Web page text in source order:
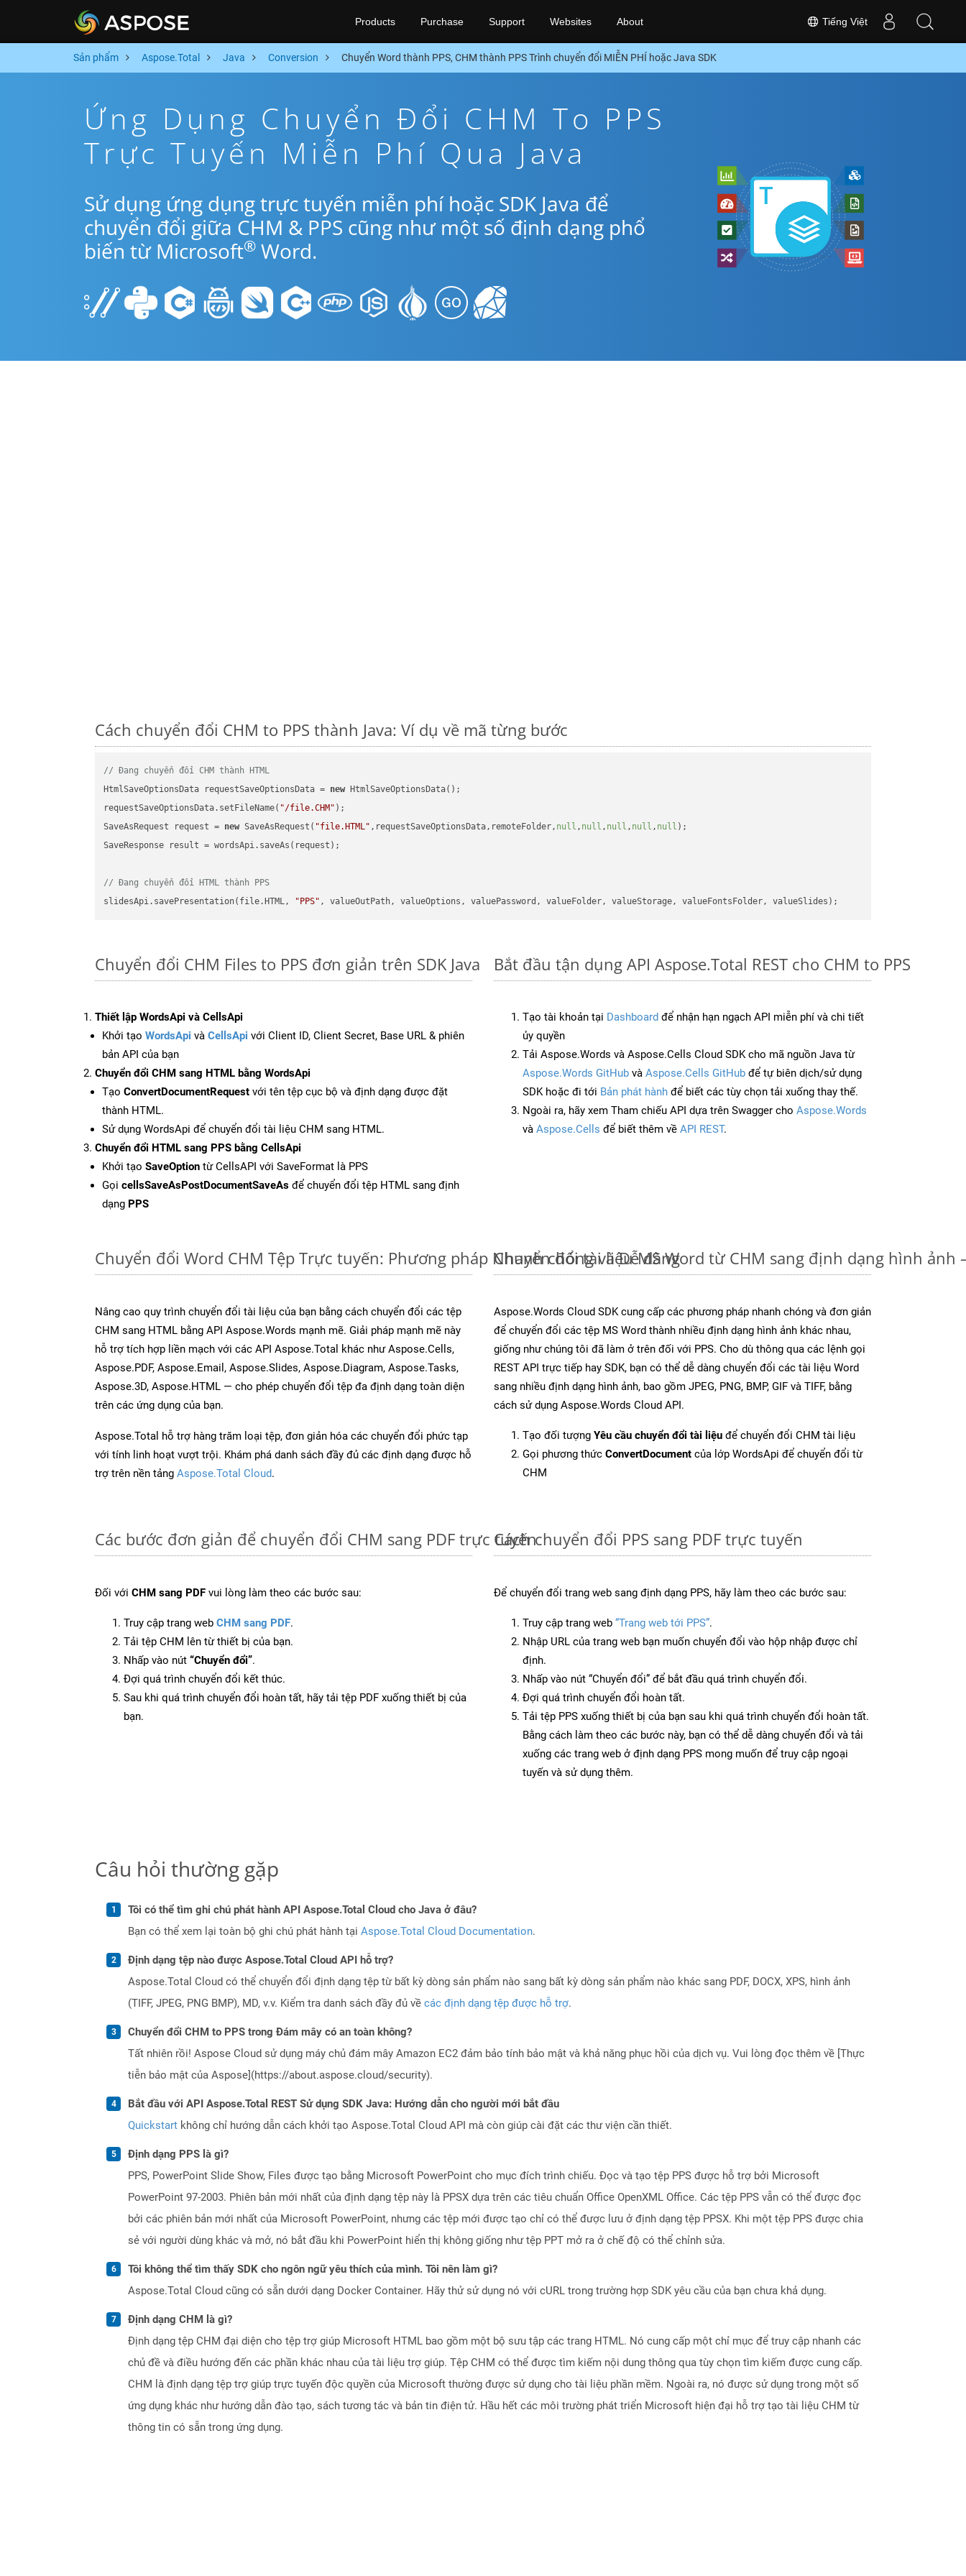
Tiếng Việt
Products Purchase Support Websites About
Sản phẩm Aspose.Total Java Conversion Chuyển Word thành PPS, CHM thành PPS Trình chuyển đổi MIỄN PHÍ hoặc Java SDK
Ứng Dụng Chuyển Đổi CHM To PPS
Trực Tuyến Miễn Phí Qua Java
Sử dụng ứng dụng trực tuyến miễn phí hoặc SDK Java để
chuyển đổi giữa CHM & PPS cũng như một số định dạng phổ
biến từ Microsoft® Word.
Cách chuyển đổi CHM to PPS thành Java: Ví dụ về mã từng bước
// Đang chuyển đổi CHM thành HTML
HtmlSaveOptionsData requestSaveOptionsData = new HtmlSaveOptionsData();
requestSaveOptionsData.setFileName( "/file.CHM" );
SaveAsRequest request = new SaveAsRequest( "file.HTML" ,requestSaveOptionsData,remoteFolder, null , null , null , null , null );
SaveResponse result = wordsApi.saveAs(request);
// Đang chuyển đổi HTML thành PPS
slidesApi.savePresentation(file.HTML,
"PPS"
Chuyển đổi CHM Files to PPS đơn giản trên SDK Java
Thiết lập WordsApi và CellsApi
Khởi tạo WordsApi và CellsApi với Client ID, Client Secret, Base URL & phiên
bản API của bạn
Chuyển đổi CHM sang HTML bằng WordsApi
Tạo ConvertDocumentRequest với tên tệp cục bộ và định dạng được đặt
thành HTML.
Sử dụng WordsApi để chuyển đổi tài liệu CHM sang HTML.
Chuyển đổi HTML sang PPS bằng CellsApi
Khởi tạo SaveOption từ CellsAPI với SaveFormat là PPS
Gọi cellsSaveAsPostDocumentSaveAs để chuyển đổi tệp HTML sang định
dạng PPS
Bắt đầu tận dụng API Aspose.Total REST cho CHM to PPS
Tạo tài khoản tại Dashboard để nhận hạn ngạch API miễn phí và chi tiết
ủy quyền
Tải Aspose.Words và Aspose.Cells Cloud SDK cho mã nguồn Java từ
Aspose.Words GitHub và Aspose.Cells GitHub để tự biên dịch/sử dụng
SDK hoặc đi tới Bản phát hành để biết các tùy chọn tải xuống thay thế.
Ngoài ra, hãy xem Tham chiếu API dựa trên Swagger cho Aspose.Words
và Aspose.Cells để biết thêm về API REST.
Chuyển đổi Word CHM Tệp Trực tuyến: Phương pháp Nhanh chóng và Dễ dàng
Nâng cao quy trình chuyển đổi tài liệu của bạn bằng cách chuyển đổi các tệp
CHM sang HTML bằng API Aspose.Words mạnh mẽ. Giải pháp mạnh mẽ này
hỗ trợ tích hợp liền mạch với các API Aspose.Total khác như Aspose.Cells,
Aspose.PDF, Aspose.Email, Aspose.Slides, Aspose.Diagram, Aspose.Tasks,
Aspose.3D, Aspose.HTML — cho phép chuyển đổi tệp đa định dạng toàn diện
trên các ứng dụng của bạn.
Aspose.Total hỗ trợ hàng trăm loại tệp, đơn giản hóa các chuyển đổi phức tạp
với tính linh hoạt vượt trội. Khám phá danh sách đầy đủ các định dạng được hỗ
trợ trên nền tảng Aspose.Total Cloud.
Chuyển đổi tài liệu MS Word từ CHM sang định dạng hình ảnh
Aspose.Words Cloud SDK cung cấp các phương pháp nhanh chóng và đơn giản
để chuyển đổi các tệp MS Word thành nhiều định dạng hình ảnh khác nhau,
giống như chúng tôi đã làm ở trên đối với PPS. Cho dù thông qua các lệnh gọi
REST API trực tiếp hay SDK, bạn có thể dễ dàng chuyển đổi các tài liệu Word
sang nhiều định dạng hình ảnh, bao gồm JPEG, PNG, BMP, GIF và TIFF, bằng
cách sử dụng Aspose.Words Cloud API.
Tạo đối tượng Yêu cầu chuyển đổi tài liệu để chuyển đổi CHM tài liệu
Gọi phương thức ConvertDocument của lớp WordsApi để chuyển đổi từ
CHM
Các bước đơn giản để chuyển đổi CHM sang PDF trực tuyến
Đối với CHM sang PDF vui lòng làm theo các bước sau:
Truy cập trang web CHM sang PDF.
Tải tệp CHM lên từ thiết bị của bạn.
Nhấp vào nút “Chuyển đổi”.
Đợi quá trình chuyển đổi kết thúc.
Sau khi quá trình chuyển đổi hoàn tất, hãy tải tệp PDF xuống thiết bị của
bạn.
Cách chuyển đổi PPS sang PDF trực tuyến
Để chuyển đổi trang web sang định dạng PPS, hãy làm theo các bước sau:
Truy cập trang web “Trang web tới PPS”.
Nhập URL của trang web bạn muốn chuyển đổi vào hộp nhập được chỉ
định.
Nhấp vào nút “Chuyển đổi” để bắt đầu quá trình chuyển đổi.
Đợi quá trình chuyển đổi hoàn tất.
Tải tệp PPS xuống thiết bị của bạn sau khi quá trình chuyển đổi hoàn tất.
Bằng cách làm theo các bước này, bạn có thể dễ dàng chuyển đổi và tải
xuống các trang web ở định dạng PPS mong muốn để truy cập ngoại
tuyến và sử dụng thêm.
Câu hỏi thường gặp
Tôi có thể tìm ghi chú phát hành API Aspose.Total Cloud cho Java ở đâu?
Bạn có thể xem lại toàn bộ ghi chú phát hành tại Aspose.Total Cloud Documentation.
Định dạng tệp nào được Aspose.Total Cloud API hỗ trợ?
Aspose.Total Cloud có thể chuyển đổi định dạng tệp từ bất kỳ dòng sản phẩm nào sang bất kỳ dòng sản phẩm nào khác sang PDF, DOCX, XPS, hình ảnh
(TIFF, JPEG, PNG BMP), MD, v.v. Kiểm tra danh sách đầy đủ về các định dạng tệp được hỗ trợ.
Chuyển đổi CHM to PPS trong Đám mây có an toàn không?
Tất nhiên rồi! Aspose Cloud sử dụng máy chủ đám mây Amazon EC2 đảm bảo tính bảo mật và khả năng phục hồi của dịch vụ. Vui lòng đọc thêm về [Thực
tiễn bảo mật của Aspose](https://about.aspose.cloud/security).
Bắt đầu với API Aspose.Total REST Sử dụng SDK Java: Hướng dẫn cho người mới bắt đầu
Quickstart không chỉ hướng dẫn cách khởi tạo Aspose.Total Cloud API mà còn giúp cài đặt các thư viện cần thiết.
Định dạng PPS là gì?
PPS, PowerPoint Slide Show, Files được tạo bằng Microsoft PowerPoint cho mục đích trình chiếu. Đọc và tạo tệp PPS được hỗ trợ bởi Microsoft
PowerPoint 97-2003. Phiên bản mới nhất của định dạng tệp này là PPSX dựa trên các tiêu chuẩn Office OpenXML Office. Các tệp PPS vẫn có thể được đọc
bởi các phiên bản mới nhất của Microsoft PowerPoint, nhưng các tệp mới được tạo chỉ có thể được lưu ở định dạng tệp PPSX. Khi một tệp PPS được chia
sẻ với người dùng khác và mở, nó bắt đầu khi PowerPoint hiển thị không giống như tệp PPT mở ra ở chế độ có thể chỉnh sửa.
Tôi không thể tìm thấy SDK cho ngôn ngữ yêu thích của mình. Tôi nên làm gì?
Aspose.Total Cloud cũng có sẵn dưới dạng Docker Container. Hãy thử sử dụng nó với cURL trong trường hợp SDK yêu cầu của bạn chưa khả dụng.
Định dạng CHM là gì?
Định dạng tệp CHM đại diện cho tệp trợ giúp Microsoft HTML bao gồm một bộ sưu tập các trang HTML. Nó cung cấp một chỉ mục để truy cập nhanh các
chủ đề và điều hướng đến các phần khác nhau của tài liệu trợ giúp. Tệp CHM có thể được tìm kiếm nội dung thông qua tùy chọn tìm kiếm được cung cấp.
CHM là định dạng tệp trợ giúp trực tuyến độc quyền của Microsoft thường được sử dụng cho tài liệu phần mềm. Ngoài ra, nó được sử dụng trong một số
ứng dụng khác như hướng dẫn đào tạo, sách tương tác và bản tin điện tử. Hầu hết các môi trường phát triển Microsoft hiện đại hỗ trợ tạo tài liệu CHM từ
thông tin có sẵn trong ứng dụng.